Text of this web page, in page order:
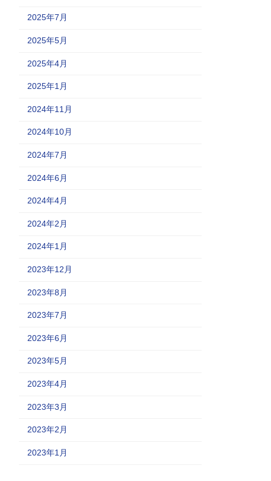
2025年7月
2025年5月
2025年4月
2025年1月
2024年11月
2024年10月
2024年7月
2024年6月
2024年4月
2024年2月
2024年1月
2023年12月
2023年8月
2023年7月
2023年6月
2023年5月
2023年4月
2023年3月
2023年2月
2023年1月